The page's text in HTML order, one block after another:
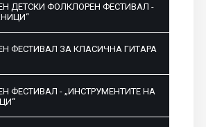
ДЕТСКИ ФОЛКЛОРЕН ФЕСТИВАЛ -
ФЕСТИВАЛ ЗА КЛАСИЧНА ГИТАРА
ФЕСТИВАЛ - „ИНСТРУМЕНТИТЕ НА